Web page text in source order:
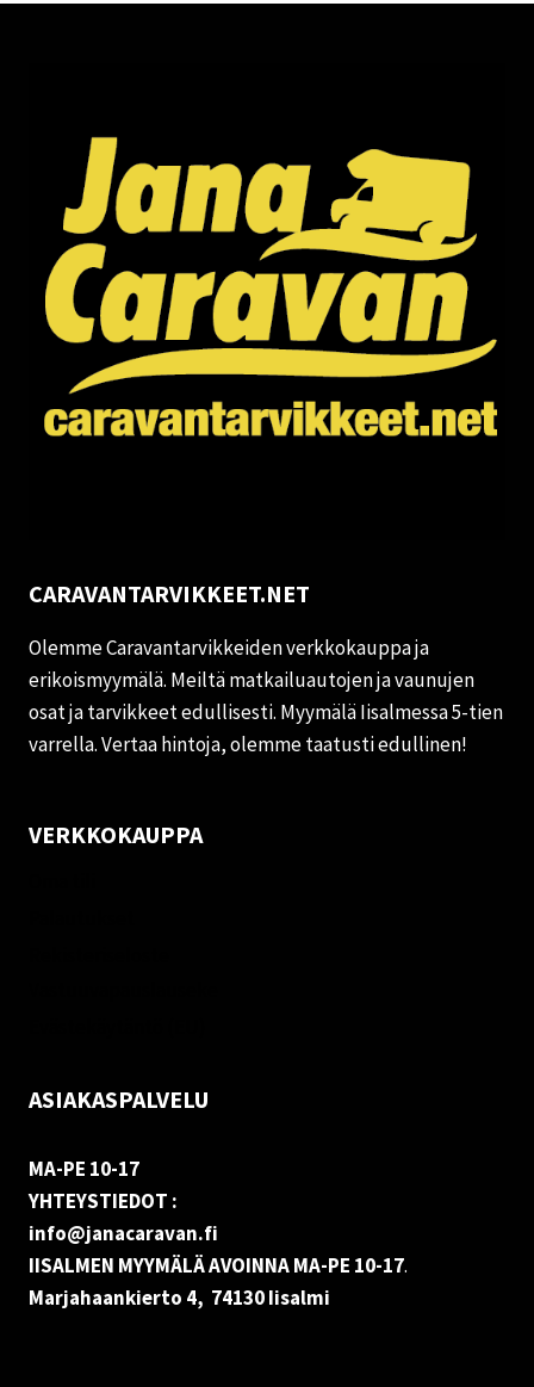
CARAVANTARVIKKEET.NET
Olemme Caravantarvikkeiden verkkokauppa ja
erikoismyymälä. Meiltä matkailuautojen ja vaunujen
osat ja tarvikkeet edullisesti. Myymälä Iisalmessa 5-tien
varrella. Vertaa hintoja, olemme taatusti edullinen!
VERKKOKAUPPA
ASIAKASPALVELU
MA-PE 10-17
YHTEYSTIEDOT :
info@janacaravan.fi
IISALMEN MYYMÄLÄ AVOINNA MA-PE 10-17.
Marjahaankierto 4, 74130 Iisalmi